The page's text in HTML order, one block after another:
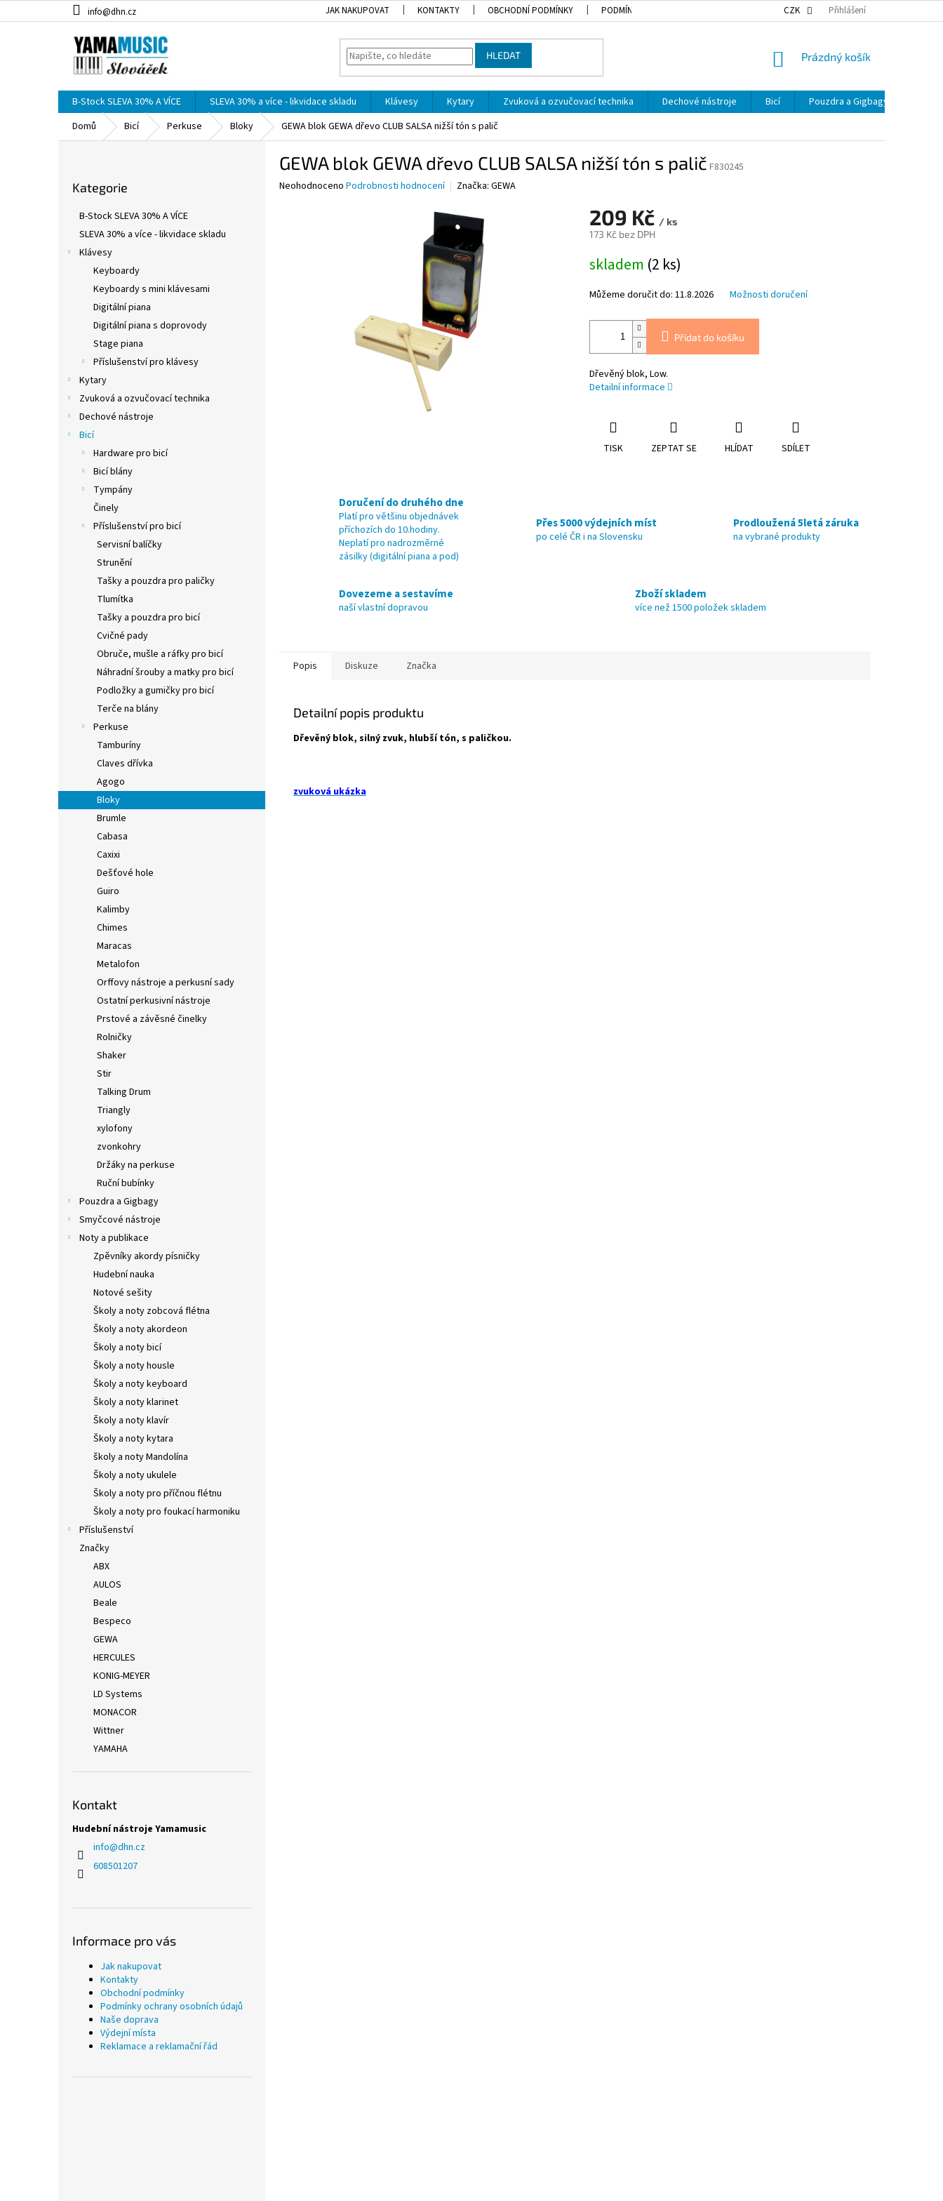
na
info@dhn.cz JAK NAKUPOVAT KONTAKTY OBCHODNÍ PODMÍNKY PODMÍNKY OCHRANY OSOBNÍCH ÚDAJŮ NAŠE DOPRAVA
CZK Přihlášení
HLEDAT
NÁKUPNÍ
Prázdný košík
B-Stock SLEVA 30% A VÍCE SLEVA 30% a více - likvidace skladu Klávesy Kytary Zvuková a ozvučovací technika Dechové nástroje Bicí Pouzdra a Gigbagy
Domů
Bicí Perkuse Bloky GEWA blok GEWA dřevo CLUB SALSA nižší tón s palič
kategorie
Kategorie
B-Stock SLEVA 30% A VÍCE
SLEVA 30% a více - likvidace skladu
Klávesy
Keyboardy
Keyboardy s mini klávesami
Digitální piana
Digitální piana s doprovody
Stage piana
Příslušenství pro klávesy
Kytary
Zvuková a ozvučovací technika
Dechové nástroje
Bicí
Hardware pro bicí
Bicí blány
Tympány
Činely
Příslušenství pro bicí
Servisní balíčky
Strunění
Tašky a pouzdra pro paličky
Tlumítka
Tašky a pouzdra pro bicí
Cvičné pady
Obruče, mušle a ráfky pro bicí
Náhradní šrouby a matky pro bicí
Podložky a gumičky pro bicí
Terče na blány
Perkuse
Tamburíny
Claves dřívka
Agogo
Bloky
Brumle
Cabasa
Caxixi
Dešťové hole
Guiro
Kalimby
Chimes
Maracas
Metalofon
Orffovy nástroje a perkusní sady
Ostatní perkusivní nástroje
Prstové a závěsné činelky
Rolničky
Shaker
Stir
Talking Drum
Triangly
xylofony
zvonkohry
Držáky na perkuse
Ruční bubínky
Pouzdra a Gigbagy
Smyčcové nástroje
Noty a publikace
Zpěvníky akordy písničky
Hudební nauka
Notové sešity
Školy a noty zobcová flétna
Školy a noty akordeon
Školy a noty bicí
Školy a noty housle
Školy a noty keyboard
Školy a noty klarinet
Školy a noty klavír
Školy a noty kytara
školy a noty Mandolína
Školy a noty ukulele
Školy a noty pro příčnou flétnu
Školy a noty pro foukací harmoniku
Příslušenství
Značky
ABX
AULOS
Beale
Bespeco
GEWA
HERCULES
KONIG-MEYER
LD Systems
MONACOR
Wittner
YAMAHA
Kontakt
Hudební nástroje Yamamusic
info@dhn.cz
608501207
Informace pro vás
Jak nakupovat
Kontakty
Obchodní podmínky
Podmínky ochrany osobních údajů
Naše doprava
Výdejní místa
Reklamace a reklamační řád
GEWA blok GEWA dřevo CLUB SALSA nižší tón s palič F830245
Průměrné
Neohodnoceno Podrobnosti hodnocení Značka: GEWA
209 Kč / ks
173 Kč bez DPH
cena:
skladem (2 ks)
Můžeme doručit do: 11.8.2026 Možnosti doručení
Přidat do košíku
Dřevěný blok, Low.
Detailní informace
TISK ZEPTAT SE HLÍDAT SDÍLET
Doručení do druhého dne
Platí pro většinu objednávek
příchozích do 10.hodiny.
Neplatí pro nadrozměrné
zásilky (digitální piana a pod)
Přes 5000 výdejních míst
po celé ČR i na Slovensku
Prodloužená 5letá záruka
na vybrané produkty
Dovezeme a sestavíme
naší vlastní dopravou
Zboží skladem
více než 1500 položek skladem
Popis Diskuze Značka
Detailní popis produktu
Dřevěný blok, silný zvuk, hlubší tón, s paličkou.
zvuková ukázka